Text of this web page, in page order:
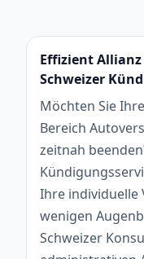
Effizient
Schweizer
Möchten Sie
Bereich
zeitnah
Ihre individuelle
wenigen
Schweizer